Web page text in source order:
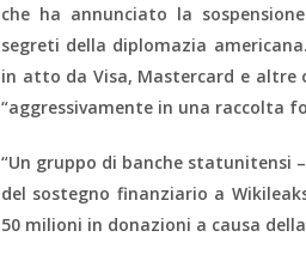
che ha annunciato la
segreti della diplomazia
in atto da Visa, Mastercard e altre
“aggressivamente in una raccolta
“Un gruppo di banche statunitensi
del sostegno finanziario a
50 milioni in donazioni a causa